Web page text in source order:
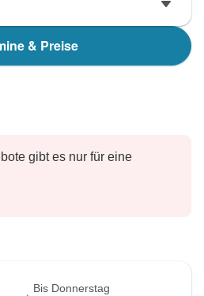
& Preise
gibt es nur für eine
Bis Donnerstag